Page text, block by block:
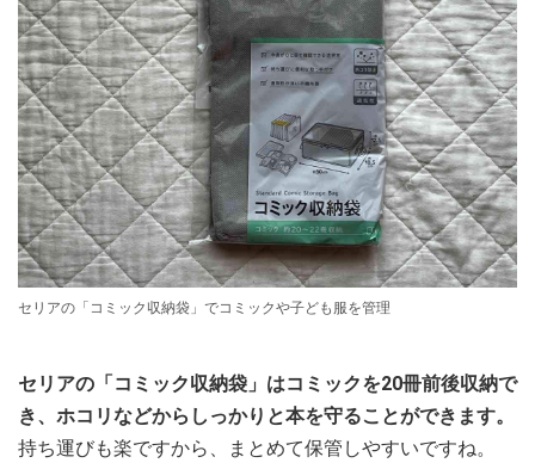
セリアの「コミック収納袋」でコミックや子ども服を管理
セリアの「コミック収納袋」はコミックを20冊前後収納で
き、ホコリなどからしっかりと本を守ることができます。
持ち運びも楽ですから、まとめて保管しやすいですね。